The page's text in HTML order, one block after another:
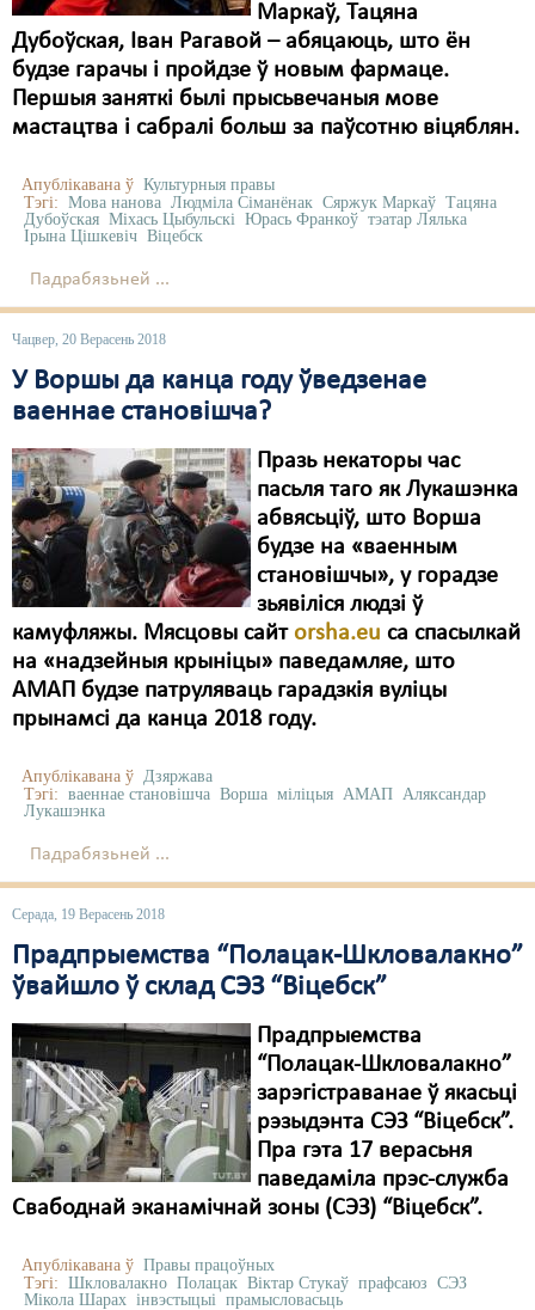
Маркаў, Тацяна
Дубоўская, Іван Рагавой – абяцаюць, што ён
будзе гарачы і пройдзе ў новым фармаце.
Першыя заняткі былі прысьвечаныя мове
мастацтва і сабралі больш за паўсотню віцяблян.
Апублікавана ў Культурныя правы
Тэгі: Мова нанова Людміла Сіманёнак Сяржук Маркаў Тацяна
Дубоўская Міхась Цыбульскі Юрась Франкоў тэатар Лялька
Ірына Цішкевіч Віцебск
Падрабязьней ...
Чацвер, 20 Верасень 2018
У Воршы да канца году ўведзенае
ваеннае становішча?
Празь некаторы час
пасьля таго як Лукашэнка
абвясьціў, што Ворша
будзе на «ваенным
становішчы», у горадзе
зьявіліся людзі ў
камуфляжы. Мясцовы сайт orsha.eu са спасылкай
на «надзейныя крыніцы» паведамляе, што
АМАП будзе патруляваць гарадзкія вуліцы
прынамсі да канца 2018 году.
Апублікавана ў Дзяржава
Тэгі: ваеннае становішча Ворша міліцыя АМАП Аляксандар
Лукашэнка
Падрабязьней ...
Серада, 19 Верасень 2018
Прадпрыемства “Полацак-Шкловалакно”
ўвайшло ў склад СЭЗ “Віцебск”
Прадпрыемства
“Полацак-Шкловалакно”
зарэгістраванае ў якасьці
рэзыдэнта СЭЗ “Віцебск”.
Пра гэта 17 верасьня
паведаміла прэс-служба
Свабоднай эканамічнай зоны (СЭЗ) “Віцебск”.
Апублікавана ў Правы працоўных
Тэгі: Шкловалакно Полацак Віктар Стукаў прафсаюз СЭЗ
Мікола Шарах інвэстыцыі прамысловасьць